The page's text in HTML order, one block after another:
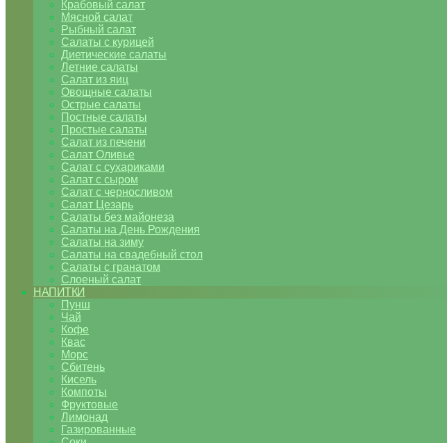
Крабовый салат
Мясной салат
Рыбный салат
Салаты с курицей
Диетические салаты
Летние салаты
Салат из яиц
Овощные салаты
Острые салаты
Постные салаты
Простые салаты
Салат из печени
Салат Оливье
Салат с сухариками
Салат с сыром
Салат с черносливом
Салат Цезарь
Салаты без майонеза
Салаты на День Рождения
Салаты на зиму
Салаты на свадебный стол
Салаты с гранатом
Слоеный салат
НАПИТКИ
Пунш
Чай
Кофе
Квас
Морс
Сбитень
Кисель
Компоты
Фруктовые
Лимонад
Газированные